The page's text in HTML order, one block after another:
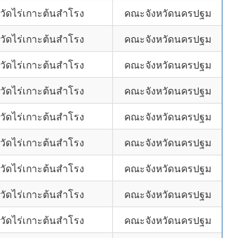
วัดไร่เกาะต้นสำโรง
คณะจังหวัดนครปฐม
วัดไร่เกาะต้นสำโรง
คณะจังหวัดนครปฐม
วัดไร่เกาะต้นสำโรง
คณะจังหวัดนครปฐม
วัดไร่เกาะต้นสำโรง
คณะจังหวัดนครปฐม
วัดไร่เกาะต้นสำโรง
คณะจังหวัดนครปฐม
วัดไร่เกาะต้นสำโรง
คณะจังหวัดนครปฐม
วัดไร่เกาะต้นสำโรง
คณะจังหวัดนครปฐม
วัดไร่เกาะต้นสำโรง
คณะจังหวัดนครปฐม
วัดไร่เกาะต้นสำโรง
คณะจังหวัดนครปฐม